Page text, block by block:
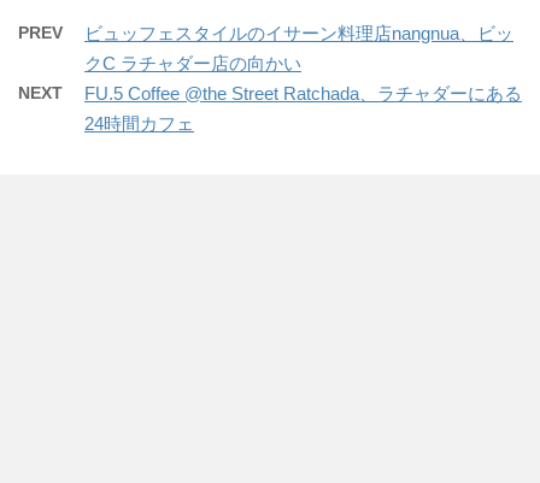
PREV
ビュッフェスタイルのイサーン料理店nangnua、ビッ
クC ラチャダー店の向かい
NEXT
FU.5 Coffee @the Street Ratchada、ラチャダーにある
24時間カフェ